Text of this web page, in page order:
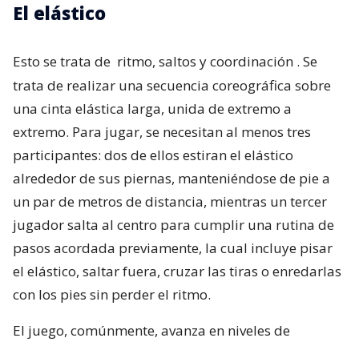
El elástico
Esto se trata de ritmo, saltos y coordinación . Se
trata de realizar una secuencia coreográfica sobre
una cinta elástica larga, unida de extremo a
extremo. Para jugar, se necesitan al menos tres
participantes: dos de ellos estiran el elástico
alrededor de sus piernas, manteniéndose de pie a
un par de metros de distancia, mientras un tercer
jugador salta al centro para cumplir una rutina de
pasos acordada previamente, la cual incluye pisar
el elástico, saltar fuera, cruzar las tiras o enredarlas
con los pies sin perder el ritmo.
El juego, comúnmente, avanza en niveles de